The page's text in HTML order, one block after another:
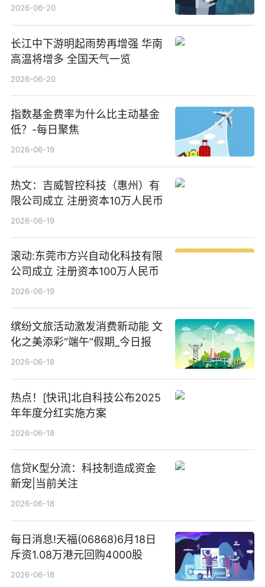
2026-06-20
长江中下游明起雨势再增强 华南
高温将增多 全国天气一览
2026-06-20
指数基金费率为什么比主动基金
低？-每日聚焦
2026-06-19
热文：吉威智控科技（惠州）有
限公司成立 注册资本10万人民币
2026-06-19
滚动:东莞市方兴自动化科技有限
公司成立 注册资本100万人民币
2026-06-19
缤纷文旅活动激发消费新动能 文
化之美添彩“端午”假期_今日报
2026-06-18
热点！[快讯]北自科技公布2025
年年度分红实施方案
2026-06-18
信贷K型分流：科技制造成资金
新宠|当前关注
2026-06-18
每日消息!天福(06868)6月18日
斥资1.08万港元回购4000股
2026-06-18